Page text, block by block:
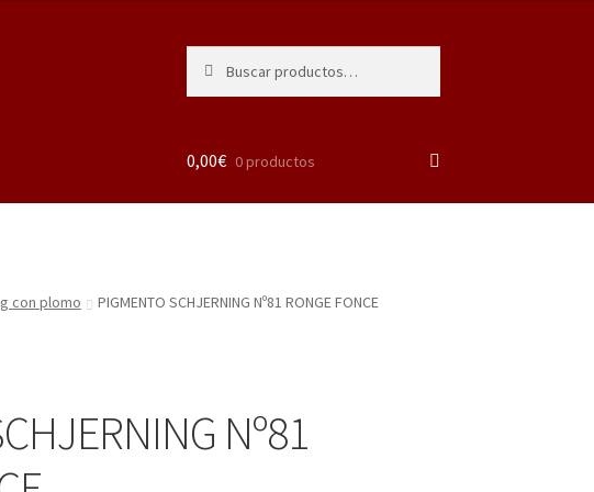
por:
0,00€ 0 productos
con plomo PIGMENTO SCHJERNING Nº81 RONGE FONCE
Nº81